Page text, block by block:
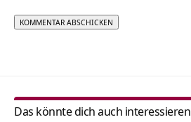
Das könnte dich auch interessieren